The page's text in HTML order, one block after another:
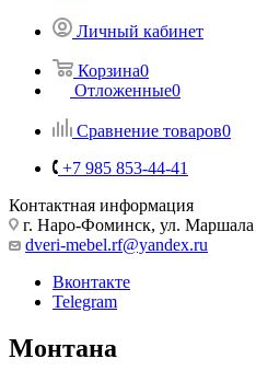
Личный кабинет
Корзина0
Отложенные0
Сравнение товаров0
+7 985 853-44-41
Контактная информация
г. Наро-Фоминск, ул.
dveri-mebel.rf@yandex.ru
Вконтакте
Telegram
Монтана